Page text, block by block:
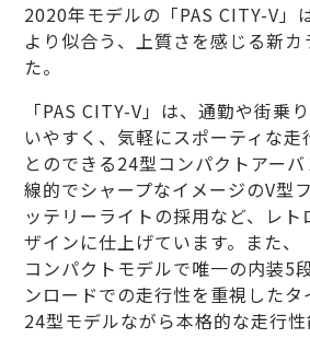
2020年モデルの「PAS CITY-V」
より似合う、上質さを感じる新カ
た。
「PAS CITY-V」は、通勤や街乗
いやすく、気軽にスポーティな走
とのできる24型コンパクトアー
線的でシャープなイメージのV型
ッテリーライトの採用など、レ
ザインに仕上げています。また、
コンパクトモデルで唯一の内装5
ンロードでの走行性を重視したタ
24型モデルながら本格的な走行性